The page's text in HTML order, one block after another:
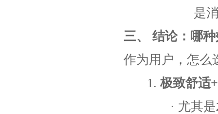
是
三、
结论：哪
作为用户，怎么
1.极致舒适
· 尤其是